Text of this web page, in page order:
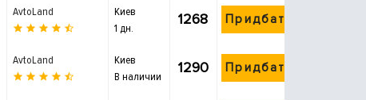
AvtoLand
Киев
1 дн.
1268 Придбати
AvtoLand
Киев
В наличии
1290 Придбати